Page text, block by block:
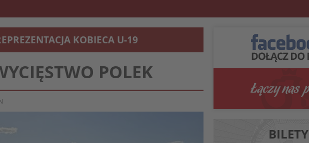
KOBIECA U-19
POLEK
BILETY